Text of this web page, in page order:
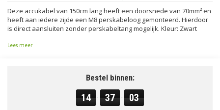
Deze accukabel van 150cm lang heeft een doorsnede van 70mm² en
heeft aan iedere zijde een M8 perskabeloog gemonteerd. Hierdoor
is direct aansluiten zonder perskabeltang mogelijk. Kleur: Zwart
Lees meer
Bestel binnen:
14 : 37 : 02